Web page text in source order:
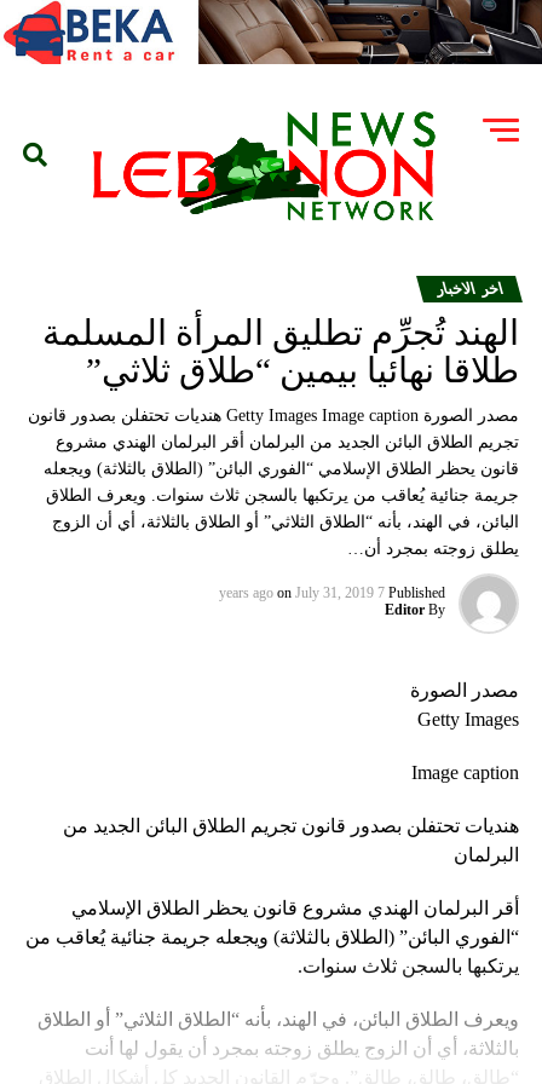
اخر الاخبار
الهند تُجرِّم تطليق المرأة المسلمة
طلاقا نهائيا بيمين “طلاق ثلاثي”
مصدر الصورة Getty Images Image caption هنديات تحتفلن بصدور قانون
تجريم الطلاق البائن الجديد من البرلمان أقر البرلمان الهندي مشروع
قانون يحظر الطلاق الإسلامي “الفوري البائن” (الطلاق بالثلاثة) ويجعله
جريمة جنائية يُعاقب من يرتكبها بالسجن ثلاث سنوات. ويعرف الطلاق
البائن، في الهند، بأنه “الطلاق الثلاثي” أو الطلاق بالثلاثة، أي أن الزوج
يطلق زوجته بمجرد أن…
Published
7 years ago
on July 31, 2019
By
Editor
مصدر الصورة
Getty Images
Image caption
هنديات تحتفلن بصدور قانون تجريم الطلاق البائن الجديد من
البرلمان
أقر البرلمان الهندي مشروع قانون يحظر الطلاق الإسلامي
“الفوري البائن” (الطلاق بالثلاثة) ويجعله جريمة جنائية يُعاقب من
يرتكبها بالسجن ثلاث سنوات.
ويعرف الطلاق البائن، في الهند، بأنه “الطلاق الثلاثي” أو الطلاق
بالثلاثة، أي أن الزوج يطلق زوجته بمجرد أن يقول لها أنت
“طالق، طالق، طالق”. وجرّم القانون الجديد كل أشكال الطلاق